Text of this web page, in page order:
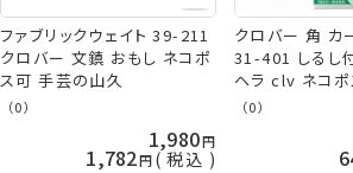
ファブリックウェイト 39-211
クロバー 文鎮 おもし ネコポ
ス可 手芸の山久
（0）
1,980
1,782 税込
クロバー 角 カ
31-401 しるし
ヘラ clv ネコ
山久
（0）